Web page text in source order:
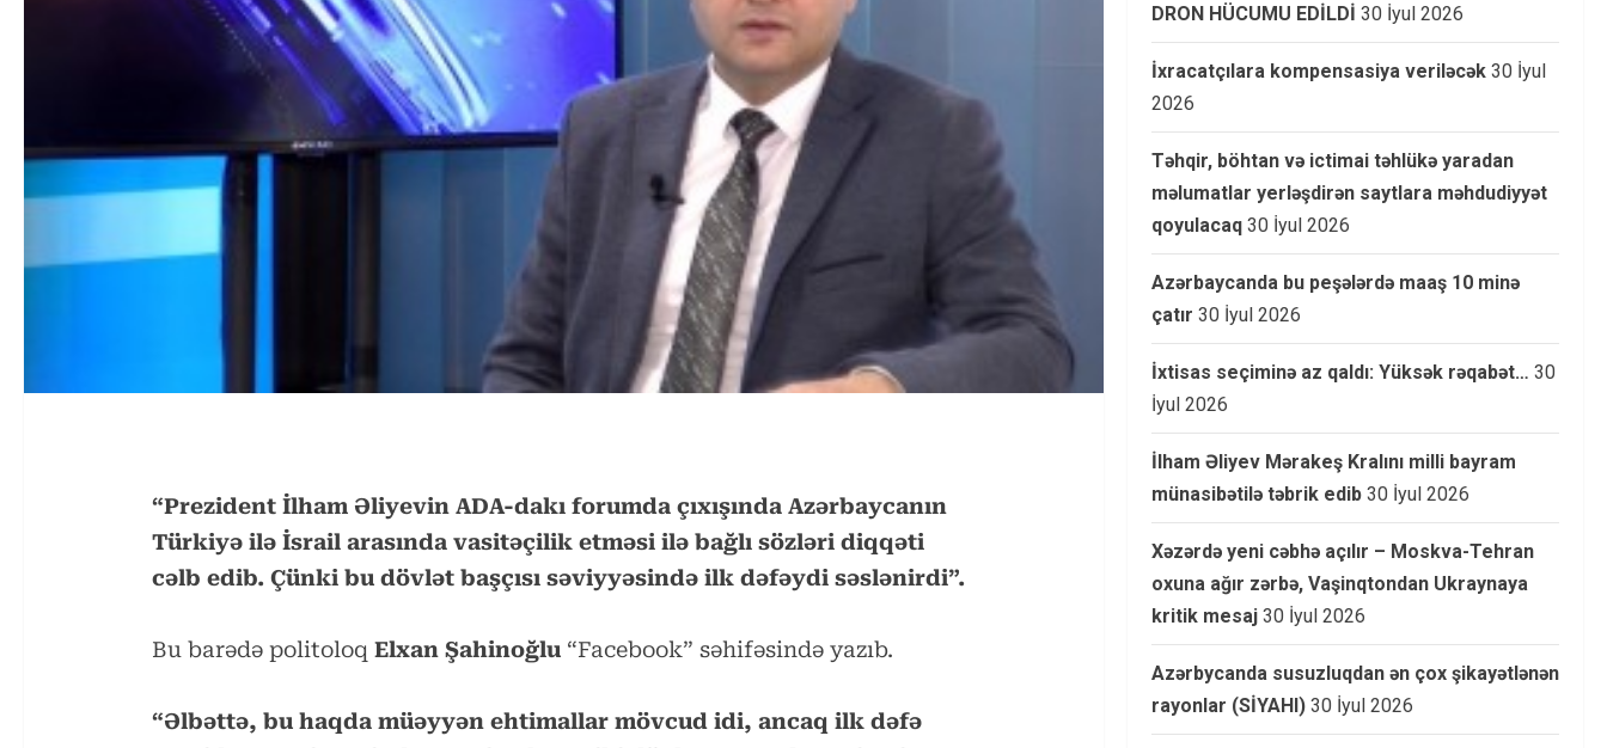
“Prezident İlham Əliyevin ADA-dakı forumda çıxışında Azərbaycanın
Türkiyə ilə İsrail arasında vasitəçilik etməsi ilə bağlı sözləri diqqəti
cəlb edib. Çünki bu dövlət başçısı səviyyəsində ilk dəfəydi səslənirdi”.
Bu barədə politoloq Elxan Şahinoğlu“Facebook” səhifəsində yazıb.
“Əlbəttə, bu haqda müəyyən ehtimallar mövcud idi, ancaq ilk dəfə
DRON HÜCUMU EDİLDİ 30 İyul 2026
İxracatçılara kompensasiya veriləcək 30 İyul
2026
Təhqir, böhtan və ictimai təhlükə yaradan
məlumatlar yerləşdirən saytlara məhdudiyyət
qoyulacaq 30 İyul 2026
Azərbaycanda bu peşələrdə maaş 10 minə
çatır 30 İyul 2026
İxtisas seçiminə az qaldı: Yüksək rəqabət… 30
İyul 2026
İlham Əliyev Mərakeş Kralını milli bayram
münasibətilə təbrik edib 30 İyul 2026
Xəzərdə yeni cəbhə açılır – Moskva-Tehran
oxuna ağır zərbə, Vaşinqtondan Ukraynaya
kritik mesaj 30 İyul 2026
Azərbycanda susuzluqdan ən çox şikayətlənən
rayonlar (SİYAHI) 30 İyul 2026